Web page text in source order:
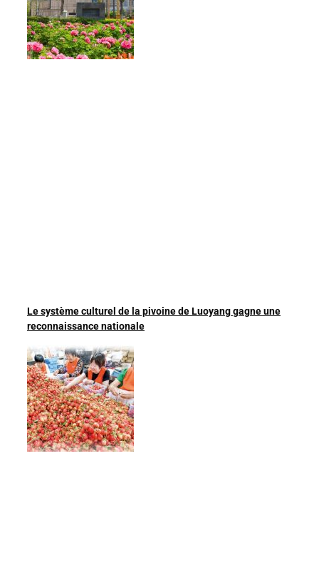
Le système culturel de la pivoine de Luoyang gagne une
reconnaissance nationale